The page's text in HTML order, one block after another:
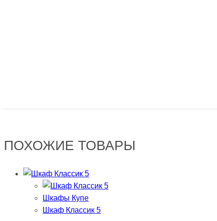
ПОХОЖИЕ ТОВАРЫ
Шкафы Купе
Шкаф Классик 5